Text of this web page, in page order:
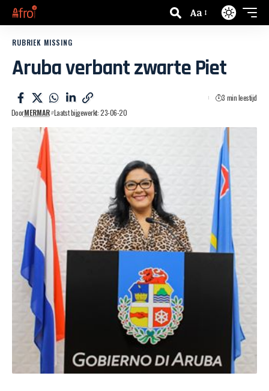
Aa
RUBRIEK MISSING
Aruba verbant zwarte Piet
DoorMERMAR Laatst bijgewerkt: 23-06-20
3 min leestijd